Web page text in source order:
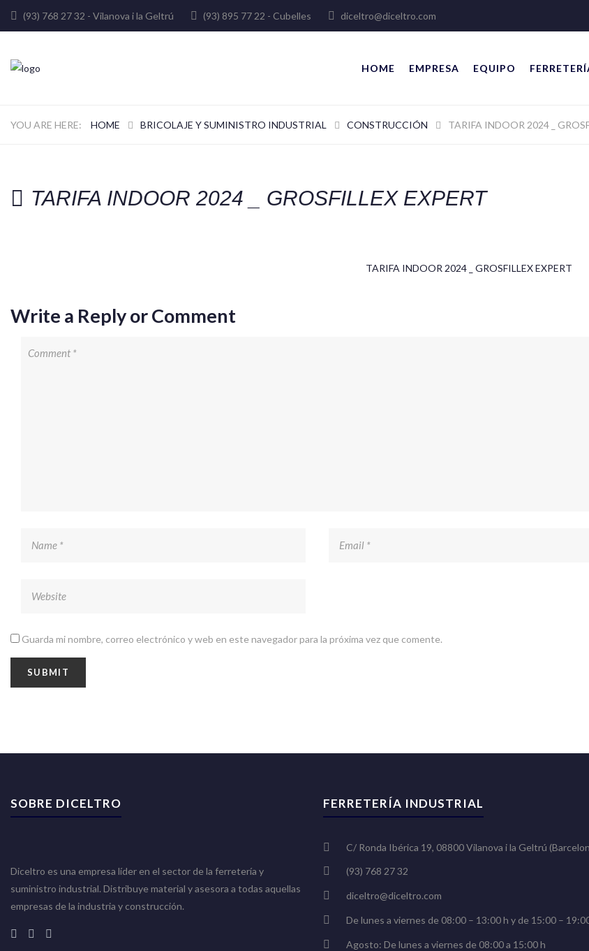
(93) 768 27 32 - Vilanova i la Geltrú (93) 895 77 22 - Cubelles diceltro@diceltro.com
HOME EMPRESA EQUIPO
HOME BRICOLAJE Y SUMINISTRO INDUSTRIAL CONSTRUCCIÓN TARIFA INDOOR 2024 _
TARIFA INDOOR 2024 _ GROSFILLEX EXPERT
TARIFA INDOOR 2024 _ GROSFILLEX EXPERT
Write a Reply or Comment
Guarda mi nombre, correo electrónico y web en este navegador para la próxima vez que comente.
SOBRE DICELTRO
Diceltro es una empresa líder en el sector de la ferretería y
suministro industrial. Distribuye material y asesora a todas aquellas
empresas de la industria y construcción.
FERRETERÍA INDUSTRIAL
C/ Ronda Ibérica 19, 08800 Vilanova i la Geltrú
(93) 768 27 32
diceltro@diceltro.com
De lunes a viernes de 08:00 – 13:00 h y de 15:00 –
Agosto: De lunes a viernes de 08:00 a 15:00 h